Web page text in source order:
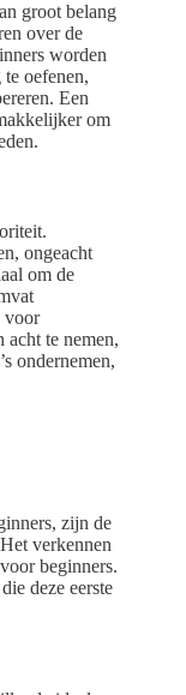
groot belang
over de
worden
oefenen,
Een
om
ongeacht
om de
voor
te nemen,
ondernemen,
zijn de
verkennen
beginners.
deze eerste